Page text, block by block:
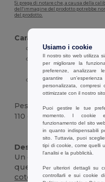
Si prega di notare che, a causa della
dell'immagine del prodotto potrebbe
del prodotto.
Caratteristiche :
Composizione:
Colletto:girocolloa
rinforzo in jersey
Costruzione:
cucitura su
Peso
110 g.
Personalizzabile
Descrizione :
Un classico del
questa t-shirtunisexè
cotone al 100% per
Usiamo i cookie
Il nostro sito web utilizza
per migliorare la
preferenze, analizzare
garantire
personalizzata, compresi
ottimizzate con il nostro
Puoi gestire le tue
momento. I cookie
funzionamento del sito
in quanto indispensabili
sito. Tuttavia, puoi
tipi di cookie, come quelli
l'analisi e la pubblicità.
Per ulteriori dettagli su
controllarli e sui cookie